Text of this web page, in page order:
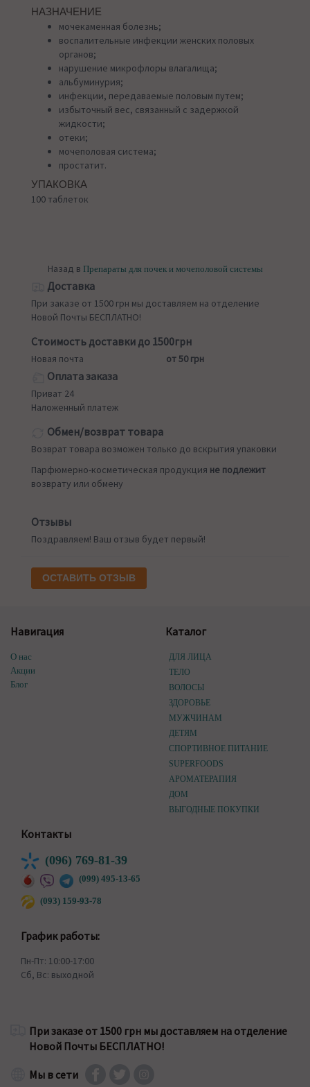
НАЗНАЧЕНИЕ
мочекаменная болезнь;
воспалительные инфекции женских половых
органов;
нарушение микрофлоры влагалища;
альбуминурия;
инфекции, передаваемые половым путем;
избыточный вес, связанный с задержкой
жидкости;
отеки;
мочеполовая система;
простатит.
УПАКОВКА
100 таблеток
Назад в Препараты для почек и мочеполовой системы
Доставка
При заказе от 1500 грн мы доставляем на отделение
Новой Почты БЕСПЛАТНО!
Стоимость доставки до 1500грн
Новая почта от 50 грн
Оплата заказа
Приват 24
Наложенный платеж
Обмен/возврат товара
Возврат товара возможен только до вскрытия упаковки
Парфюмерно-косметическая продукция не подлежит
возврату или обмену
Отзывы
Поздравляем! Ваш отзыв будет первый!
ОСТАВИТЬ ОТЗЫВ
Навигация
О нас
Акции
Блог
Каталог
ДЛЯ ЛИЦА
ТЕЛО
ВОЛОСЫ
ЗДОРОВЬЕ
МУЖЧИНАМ
ДЕТЯМ
СПОРТИВНОЕ ПИТАНИЕ
SUPERFOODS
АРОМАТЕРАПИЯ
ДОМ
ВЫГОДНЫЕ ПОКУПКИ
Контакты
(096) 769-81-39
(099) 495-13-65
(093) 159-93-78
График работы:
Пн-Пт: 10:00-17:00
Сб, Вс: выходной
При заказе от 1500 грн мы доставляем на отделение
Новой Почты БЕСПЛАТНО!
Мы в сети